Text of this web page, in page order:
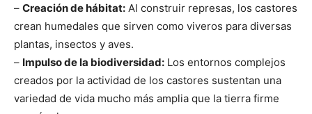
– Creación de hábitat: Al construir represas, los castores
crean humedales que sirven como viveros para diversas
plantas, insectos y aves.
– Impulso de la biodiversidad: Los entornos complejos
creados por la actividad de los castores sustentan una
variedad de vida mucho más amplia que la tierra firme